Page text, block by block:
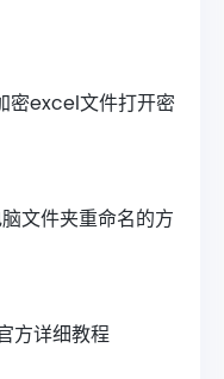
密excel文件打开密
文件夹重命名的方
方详细教程